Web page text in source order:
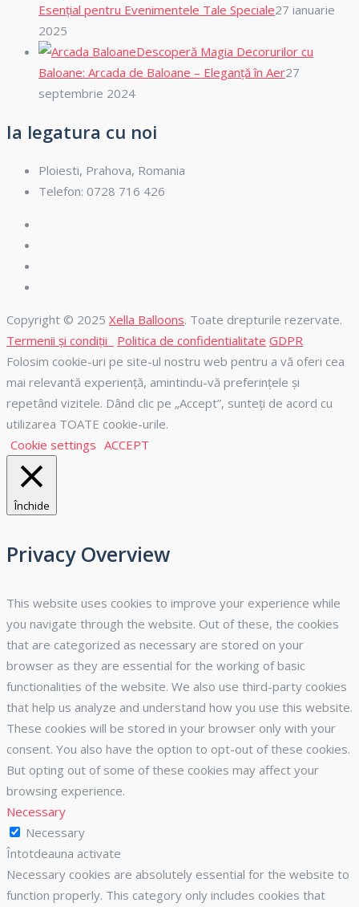
Esențial pentru Evenimentele Tale Speciale27 ianuarie
2025
Descoperă Magia Decorurilor cu
Baloane: Arcada de Baloane – Eleganță în Aer27
septembrie 2024
Ia legatura cu noi
Ploiesti, Prahova, Romania
Telefon: 0728 716 426
Copyright © 2025 Xella Balloons. Toate drepturile rezervate.
Termenii și condiții
Politica de confidentialitate GDPR
Folosim cookie-uri pe site-ul nostru web pentru a vă oferi cea
mai relevantă experiență, amintindu-vă preferințele și
repetând vizitele. Dând clic pe „Accept”, sunteți de acord cu
utilizarea TOATE cookie-urile.
Cookie settings ACCEPT
Închide
Privacy Overview
This website uses cookies to improve your experience while
you navigate through the website. Out of these, the cookies
that are categorized as necessary are stored on your
browser as they are essential for the working of basic
functionalities of the website. We also use third-party cookies
that help us analyze and understand how you use this website.
These cookies will be stored in your browser only with your
consent. You also have the option to opt-out of these cookies.
But opting out of some of these cookies may affect your
browsing experience.
Necessary
Necessary
Întotdeauna activate
Necessary cookies are absolutely essential for the website to
function properly. This category only includes cookies that